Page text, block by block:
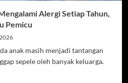
Alergi Setiap Tahun,
Pemicu
anak masih menjadi tantangan
sepele oleh banyak keluarga.